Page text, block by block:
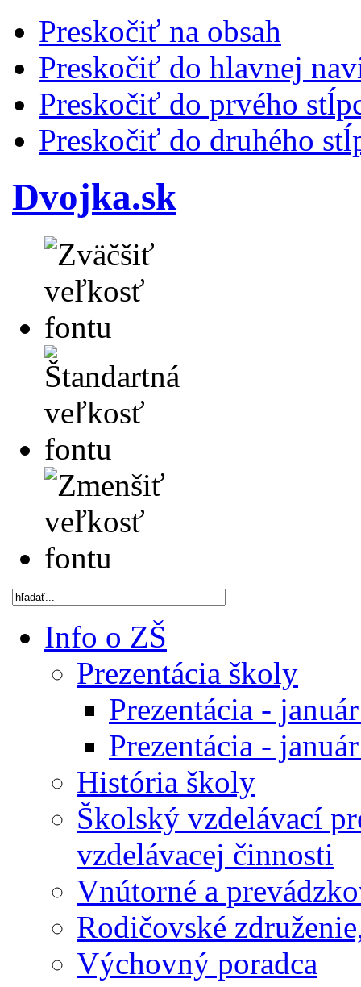
Preskočiť na obsah
Preskočiť do hlavnej
Preskočiť do prvého
Preskočiť do druhého
Dvojka.sk
Info o ZŠ
Prezentácia školy
Prezentácia -
Prezentácia -
História školy
Školský vzdelávací
vzdelávacej činnosti
Vnútorné a
Rodičovské
Výchovný poradca